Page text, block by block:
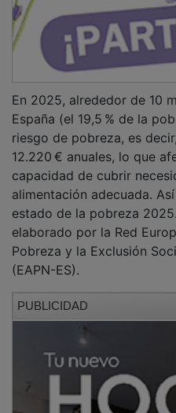
España (el 19,5 % de la
riesgo de pobreza, es
12.220 € anuales, lo que
capacidad de cubrir
alimentación adecuada.
estado de la pobreza
elaborado por la Red
Pobreza y la Exclusión
(EAPN-ES).
A pesar de que la tasa de
mantiene prácticamente
(con un descenso del 0,2
de los objetivos
como muestra el